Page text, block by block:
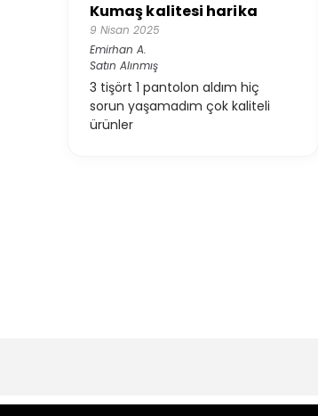
Kumaş kalitesi harika
9 Nisan 2025
Emirhan A.
Satın Alınmış
3 tişört 1 pantolon aldım hiç
sorun yaşamadım çok kaliteli
ürünler